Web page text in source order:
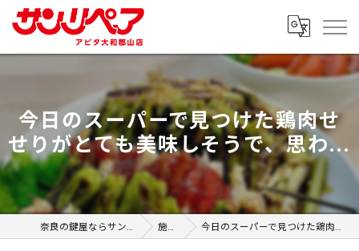
今日のスーパーで見つけた鶏肉せ
せりがとても美味しそうで、思わ...
奈良の鍵屋ならサンリペア アピタ大和郡山店 施工事例 今日のスーパーで見つけた鶏肉せせりがとても美味しそうで、思わ...